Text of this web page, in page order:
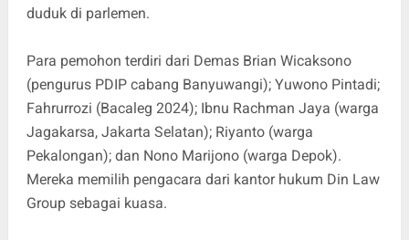
duduk di parlemen.
Para pemohon terdiri dari Demas Brian Wicaksono
(pengurus PDIP cabang Banyuwangi); Yuwono Pintadi;
Fahrurrozi (Bacaleg 2024); Ibnu Rachman Jaya (warga
Jagakarsa, Jakarta Selatan); Riyanto (warga
Pekalongan); dan Nono Marijono (warga Depok).
Mereka memilih pengacara dari kantor hukum Din Law
Group sebagai kuasa.